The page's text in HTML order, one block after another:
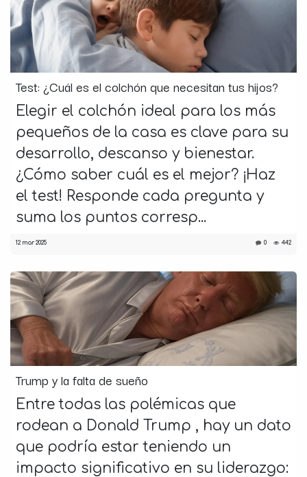
Test: ¿Cuál es el colchón que necesitan tus hijos?
Elegir el colchón ideal para los más
pequeños de la casa es clave para su
desarrollo, descanso y bienestar.
¿Cómo saber cuál es el mejor? ¡Haz
el test! Responde cada pregunta y
suma los puntos corresp...
12 mar 2025 0 442
Trump y la falta de sueño
Entre todas las polémicas que
rodean a Donald Trump , hay un dato
que podría estar teniendo un
impacto significativo en su liderazgo: